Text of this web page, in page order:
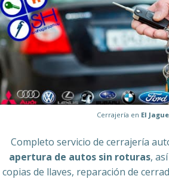
Cerrajería en El
Completo servicio de cerrajería
apertura de autos sin roturas,
copias de llaves, reparación de